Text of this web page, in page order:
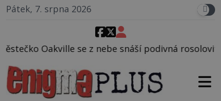
Pátek, 7. srpna 2026
snáší podivná rosolovitá látka neznámého